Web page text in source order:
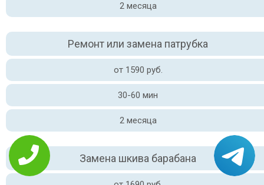
2 месяца
Ремонт или замена патрубка
от 1590 руб.
30-60 мин
2 месяца
Замена шкива барабана